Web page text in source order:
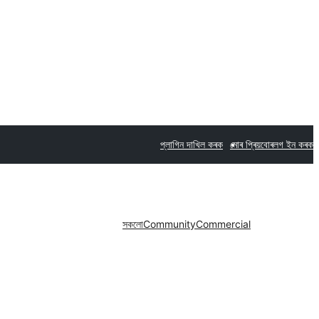
প্লাগিন দাখিল কৰক মোৰ প্ৰিয়বোৰলগ ইন কৰক
সকলোCommunityCommercial